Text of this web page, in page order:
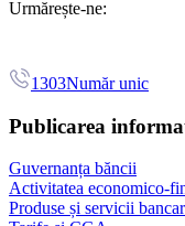
Urmărește-ne:
1303Număr unic
Publicarea
Guvernanța băncii
Activitatea economico-
Produse și servicii